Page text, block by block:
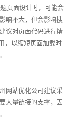
页面设计时，可能会
响不大，但会影响搜
议对页面代码进行精
，以缩短页面加载时
网站优化公司建议采
大量链接的支撑，因